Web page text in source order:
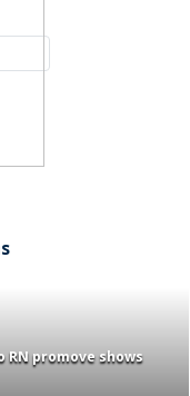
RN promove shows